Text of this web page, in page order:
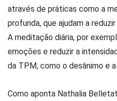
através de práticas como a
profunda, que ajudam a
A meditação diária, por
emoções e reduzir a
da TPM, como o desânimo e a
Como aponta Nathalia